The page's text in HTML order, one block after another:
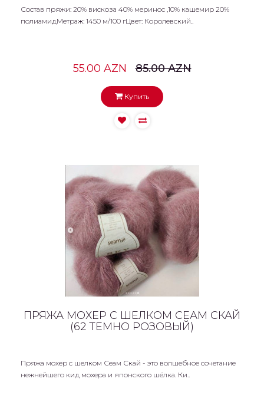
Состав пряжи: 20% вискоза 40% меринос ,10% кашемир 20%
полиамидМетраж: 1450 м/100 гЦвет: Королевский..
55.00 AZN 85.00 AZN
Купить
ПРЯЖА МОХЕР С ШЕЛКОМ СЕАМ СКАЙ
(62 ТЕМНО РОЗОВЫЙ)
Пряжа мохер с шелком Сеам Скай - это волшебное сочетание
нежнейшего кид мохера и японского шёлка. Ки..